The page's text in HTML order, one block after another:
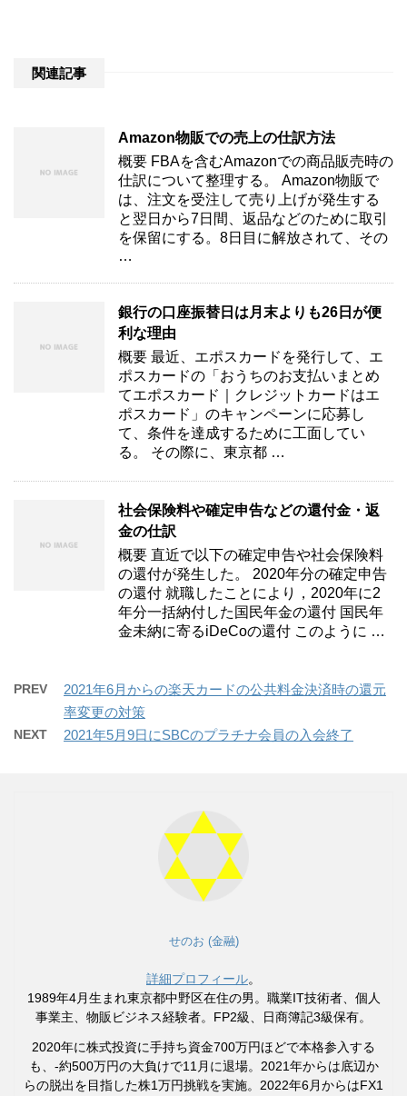
関連記事
Amazon物販での売上の仕訳方法
概要 FBAを含むAmazonでの商品販売時の
仕訳について整理する。 Amazon物販で
は、注文を受注して売り上げが発生する
と翌日から7日間、返品などのために取引
を保留にする。8日目に解放されて、その
…
銀行の口座振替日は月末よりも26日が便
利な理由
概要 最近、エポスカードを発行して、エ
ポスカードの「おうちのお支払いまとめ
てエポスカード｜クレジットカードはエ
ポスカード」のキャンペーンに応募し
て、条件を達成するために工面してい
る。 その際に、東京都 …
社会保険料や確定申告などの還付金・返
金の仕訳
概要 直近で以下の確定申告や社会保険料
の還付が発生した。 2020年分の確定申告
の還付 就職したことにより，2020年に2
年分一括納付した国民年金の還付 国民年
金未納に寄るiDeCoの還付 このように …
PREV
2021年6月からの楽天カードの公共料金決済時の還元
率変更の対策
NEXT 2021年5月9日にSBCのプラチナ会員の入会終了
せのお (金融)
詳細プロフィール。
1989年4月生まれ東京都中野区在住の男。職業IT技術者、個人
事業主、物販ビジネス経験者。FP2級、日商簿記3級保有。
2020年に株式投資に手持ち資金700万円ほどで本格参入する
も、-約500万円の大負けで11月に退場。2021年からは底辺か
らの脱出を目指した株1万円挑戦を実施。2022年6月からはFX1